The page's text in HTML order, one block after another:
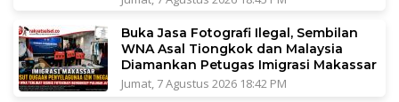
Buka Jasa Fotografi Ilegal, Sembilan
WNA Asal Tiongkok dan Malaysia
Diamankan Petugas Imigrasi Makassar
Jumat, 7 Agustus 2026 18:42 PM